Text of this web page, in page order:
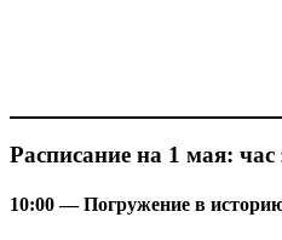
Расписание на 1 мая: час
10:00 — Погружение в